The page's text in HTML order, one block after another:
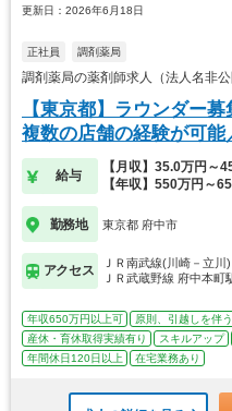
更新日：2026年6月18日
正社員 調剤薬局
調剤薬局の薬剤師求人（法人名非
【東京都】ラウンダー
複数の店舗の経験が可能
す
給与
【月収】35.0万円～
【年収】550万円～
勤務地 東京都 府中市
アクセス
ＪＲ南武線(川崎－立川
ＪＲ武蔵野線 府中本
年収650万円以上可 原則、引越しを伴う
産休・育休取得実績有り
スキルアップ
年間休日120日以上
在宅業務あり